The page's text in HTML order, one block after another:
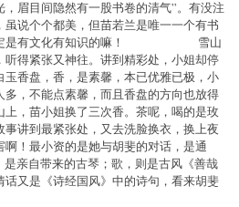
眉目间隐然有一股书卷的清气”。有没注
说个个都美，但苗若兰是唯一一个有书
肯定是有文化有知识的嘛！ 雪山
得紧张又神往。讲到精彩处，小姐却停
香盘，香，是素馨，本已优雅已极，小
，不能点素馨，而且香盘的方向也放得
，苗小姐换了三次香。茶呢，喝的是玫
讲到最紧张处，又去洗脸换衣，换上夜
！最小资的是她与胡斐的对话，是通
亲自带来的古琴；歌，则是古风《善哉
又是《诗经国风》中的诗句，看来胡斐